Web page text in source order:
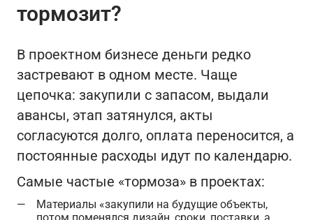
тормозит?
В проектном бизнесе деньги редко
застревают в одном месте. Чаще
цепочка: закупили с запасом, выдали
авансы, этап затянулся, акты
согласуются долго, оплата переносится, а
постоянные расходы идут по календарю.
Самые частые «тормоза» в проектах:
Материалы «закупили на будущие объекты,